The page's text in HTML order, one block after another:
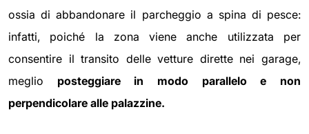
ossia di abbandonare il parcheggio a spina di pesce:
infatti, poiché la zona viene anche utilizzata per
consentire il transito delle vetture dirette nei garage,
meglio posteggiare in modo parallelo e non
perpendicolare alle palazzine.